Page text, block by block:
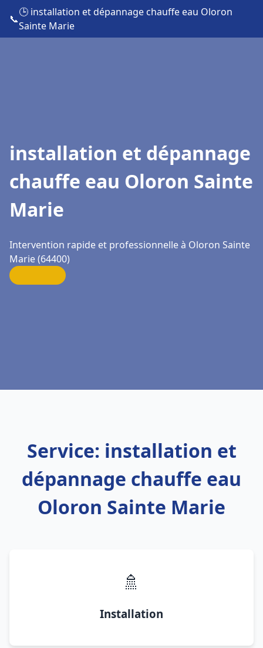
📞
🕒 installation et dépannage chauffe eau Oloron
Sainte Marie
installation et dépannage
chauffe eau Oloron Sainte
Marie
Intervention rapide et professionnelle à Oloron Sainte
Marie (64400)
Service: installation et
dépannage chauffe eau
Oloron Sainte Marie
🚿
Installation